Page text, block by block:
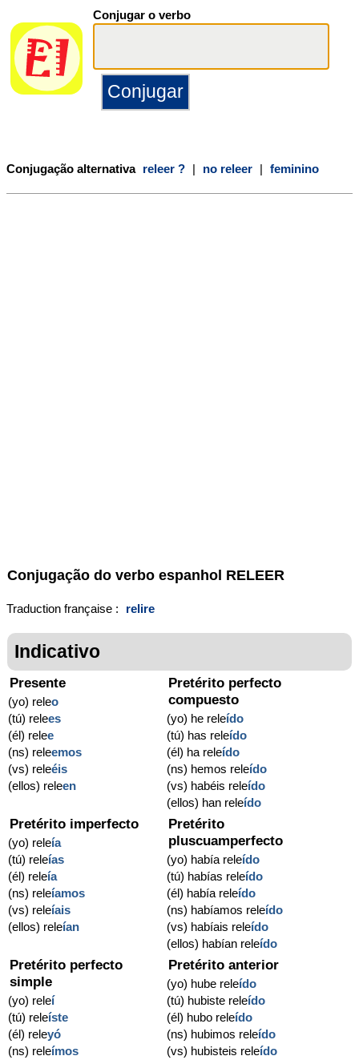
Conjugar o verbo
Conjugação alternativa releer ? | no releer | feminino
Conjugação do verbo espanhol RELEER
Traduction française : relire
Indicativo
Presente
(yo) releo
(tú) relees
(él) relee
(ns) releemos
(vs) releéis
(ellos) releen
Pretérito perfecto
compuesto
(yo) he releído
(tú) has releído
(él) ha releído
(ns) hemos releído
(vs) habéis releído
(ellos) han releído
Pretérito imperfecto
(yo) releía
(tú) releías
(él) releía
(ns) releíamos
(vs) releíais
(ellos) releían
Pretérito
pluscuamperfecto
(yo) había releído
(tú) habías releído
(él) había releído
(ns) habíamos releído
(vs) habíais releído
(ellos) habían releído
Pretérito perfecto
simple
(yo) releí
(tú) releíste
(él) releyó
(ns) releímos
Pretérito anterior
(yo) hube releído
(tú) hubiste releído
(él) hubo releído
(ns) hubimos releído
(vs) hubisteis releído